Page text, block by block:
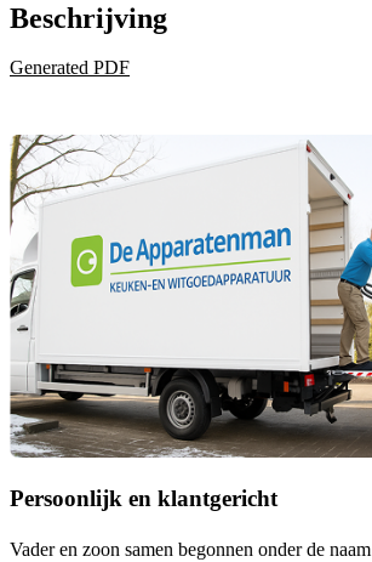
Beschrijving
Generated PDF
Persoonlijk en klantgericht
Vader en zoon samen begonnen onder de naam